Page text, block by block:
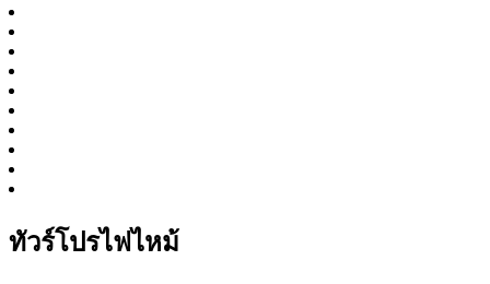
ทัวร์โปรไฟไหม้